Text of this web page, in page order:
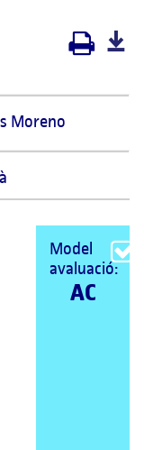
Moreno
Model
avaluació:
AC